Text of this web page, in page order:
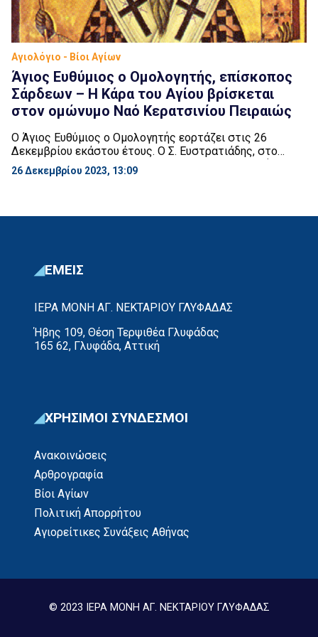
Αγιολόγιο - Βίοι Αγίων
Άγιος Ευθύμιος ο Ομολογητής, επίσκοπος
Σάρδεων – Η Κάρα του Αγίου βρίσκεται
στον ομώνυμο Ναό Κερατσινίου Πειραιώς
Ο Άγιος Ευθύμιος ο Ομολογητής εορτάζει στις 26
Δεκεμβρίου εκάστου έτους. Ο Σ. Ευστρατιάδης, στο
Αγιολόγιό του, αναφέρει για τον Άγιο αυτόν τα εξής:
«Ἤκμασεν ἐπὶ τῆς βασιλείας Κωνσταντίνου καὶ Εἰρήνης
αὐτοῦ κατέφυγεν εἰς μονήν τινα ἀποκαρεῖς μοναχὸς καὶ
26 Δεκεμβρίου 2023, 13:09
ΕΜΕΙΣ
ΙΕΡΑ ΜΟΝΗ ΑΓ. ΝΕΚΤΑΡΙΟΥ ΓΛΥΦΑΔΑΣ
Ήβης 109, Θέση Τερψιθέα Γλυφάδας
165 62, Γλυφάδα, Αττική
ΧΡΗΣΙΜΟΙ ΣΥΝΔΕΣΜΟΙ
Ανακοινώσεις
Αρθρογραφία
Βίοι Αγίων
Πολιτική Απορρήτου
Αγιορείτικες Συνάξεις Αθήνας
© 2023 ΙΕΡΑ ΜΟΝΗ ΑΓ. ΝΕΚΤΑΡΙΟΥ ΓΛΥΦΑΔΑΣ